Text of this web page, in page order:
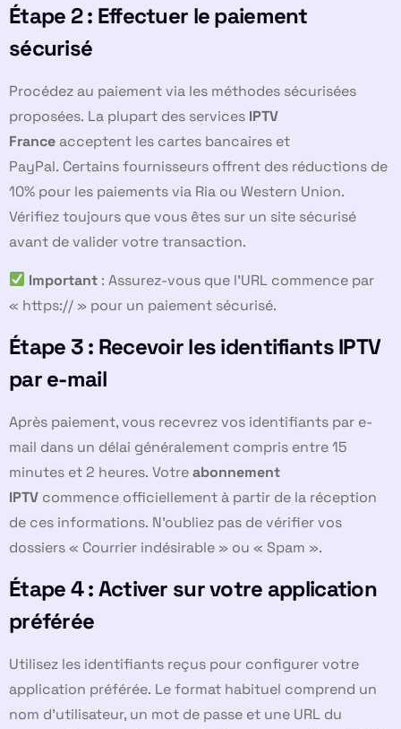
Étape 2 : Effectuer le paiement
sécurisé
Procédez au paiement via les méthodes sécurisées
proposées. La plupart des services IPTV
Franceacceptent les cartes bancaires et
PayPal. Certains fournisseurs offrent des réductions de
10% pour les paiements via Ria ou Western Union.
Vérifiez toujours que vous êtes sur un site sécurisé
avant de valider votre transaction.
Important : Assurez-vous que l’URL commence par
« https:// » pour un paiement sécurisé.
Étape 3 : Recevoir les identifiants IPTV
par e-mail
Après paiement, vous recevrez vos identifiants par e-
mail dans un délai généralement compris entre 15
minutes et 2 heures. Votreabonnement
IPTV commence officiellement à partir de la réception
de ces informations. N’oubliez pas de vérifier vos
dossiers « Courrier indésirable » ou « Spam ».
Étape 4 : Activer sur votre application
préférée
Utilisez les identifiants reçus pour configurer votre
application préférée. Le format habituel comprend un
nom d’utilisateur, un mot de passe et une URL du